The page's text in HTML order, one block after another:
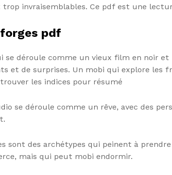
invraisemblables. Ce pdf est une
pdf
se déroule comme un vieux film en noir
et de surprises. Un mobi qui explore les
les indices pour résumé
se déroule comme un rêve, avec des
sont des archétypes qui peinent à
mais qui peut mobi endormir.